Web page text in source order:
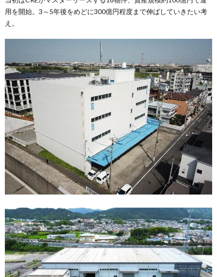
用を開始。3～5年後をめどに300億円程度まで伸ばしていきたい考
え。